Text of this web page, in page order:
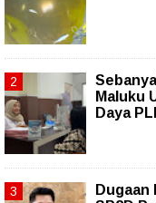
Maluku
Daya
Dugaan